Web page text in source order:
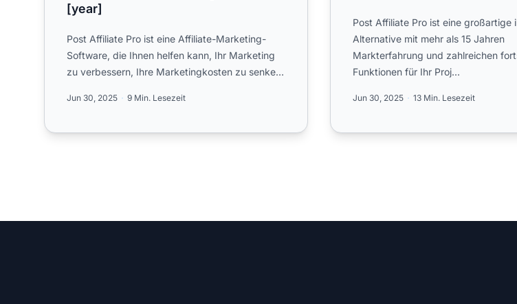
[year]
Post Affiliate Pro ist eine Affiliate-Marketing-
Software, die Ihnen helfen kann, Ihr Marketing
zu verbessern, Ihre Marketingkosten zu senken
Jun 30, 2025 9 Min. Lesezeit
Post Affiliate Pro ist eine großartige
Alternative mit mehr als 15 Jahren
Markterfahrung und zahlreichen
Funktionen für Ihr Proj...
Jun 30, 2025 13 Min. Lesezeit